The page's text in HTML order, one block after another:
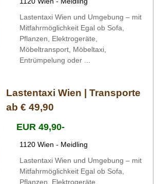
Lastentaxi Wien und Umgebung – mit
Mitfahrmöglichkeit Egal ob Sofa,
Pflanzen, Elektrogeräte,
Möbeltransport, Möbeltaxi,
Entrümpelung oder ...
Lastentaxi Wien | Transporte
ab € 49,90
EUR 49,90-
1120 Wien - Meidling
Lastentaxi Wien und Umgebung – mit
Mitfahrmöglichkeit Egal ob Sofa,
Pflanzen, Elektrogeräte,